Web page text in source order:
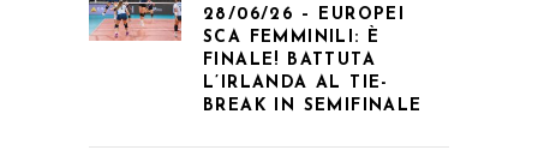
28/06/26 – EUROPEI
SCA FEMMINILI: È
FINALE! BATTUTA
L’IRLANDA AL TIE-
BREAK IN SEMIFINALE